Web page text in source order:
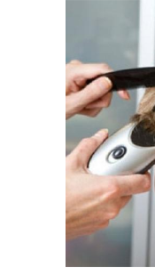
Мужская